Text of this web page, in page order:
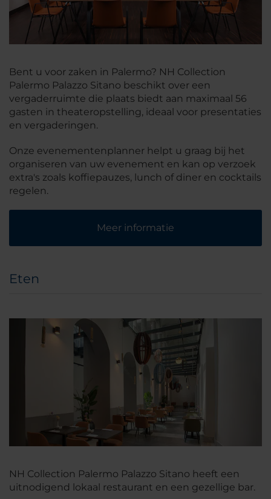
Bent u voor zaken in Palermo? NH Collection
Palermo Palazzo Sitano beschikt over een
vergaderruimte die plaats biedt aan maximaal 56
gasten in theateropstelling, ideaal voor presentaties
en vergaderingen.
Onze evenementenplanner helpt u graag bij het
organiseren van uw evenement en kan op verzoek
extra's zoals koffiepauzes, lunch of diner en cocktails
regelen.
Meer informatie
Eten
NH Collection Palermo Palazzo Sitano heeft een
uitnodigend lokaal restaurant en een gezellige bar.